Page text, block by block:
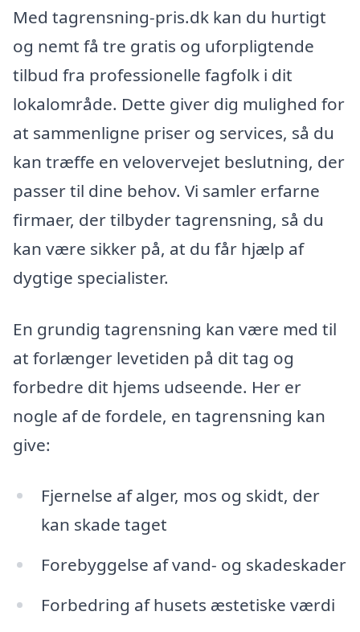
Med tagrensning-pris.dk kan du hurtigt
og nemt få tre gratis og uforpligtende
tilbud fra professionelle fagfolk i dit
lokalområde. Dette giver dig mulighed for
at sammenligne priser og services, så du
kan træffe en velovervejet beslutning, der
passer til dine behov. Vi samler erfarne
firmaer, der tilbyder tagrensning, så du
kan være sikker på, at du får hjælp af
dygtige specialister.
En grundig tagrensning kan være med til
at forlænger levetiden på dit tag og
forbedre dit hjems udseende. Her er
nogle af de fordele, en tagrensning kan
give:
Fjernelse af alger, mos og skidt, der
kan skade taget
Forebyggelse af vand- og skadeskader
Forbedring af husets æstetiske værdi